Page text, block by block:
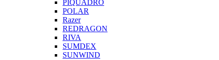
PIQUADRO
POLAR
Razer
REDRAGON
RIVA
SUMDEX
SUNWIND